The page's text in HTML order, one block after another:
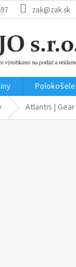
zak@zak.sk
Polokošele
Atlantis | Gear